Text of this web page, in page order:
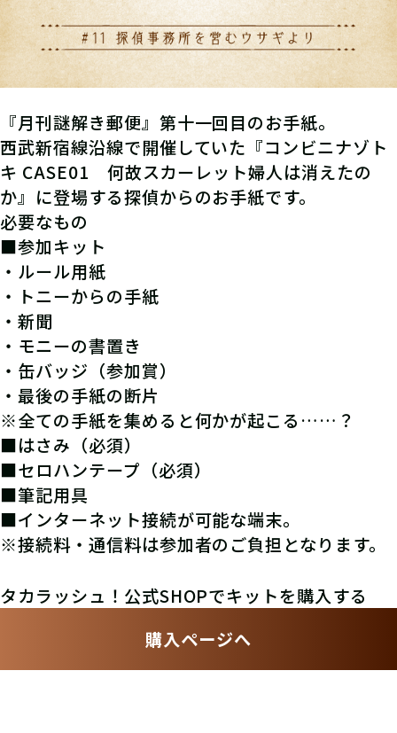
『月刊謎解き郵便』第十一回目のお手紙。
西武新宿線沿線で開催していた『コンビニナゾト
キ CASE01 何故スカーレット婦人は消えたの
か』に登場する探偵からのお手紙です。
必要なもの
■参加キット
・ルール用紙
・トニーからの手紙
・新聞
・モニーの書置き
・缶バッジ（参加賞）
・最後の手紙の断片
※全ての手紙を集めると何かが起こる……？
■はさみ（必須）
■セロハンテープ（必須）
■筆記用具
■インターネット接続が可能な端末。
※接続料・通信料は参加者のご負担となります。
タカラッシュ！公式SHOPでキットを購入する
購入ページへ